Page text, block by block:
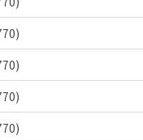
)
)
)
)